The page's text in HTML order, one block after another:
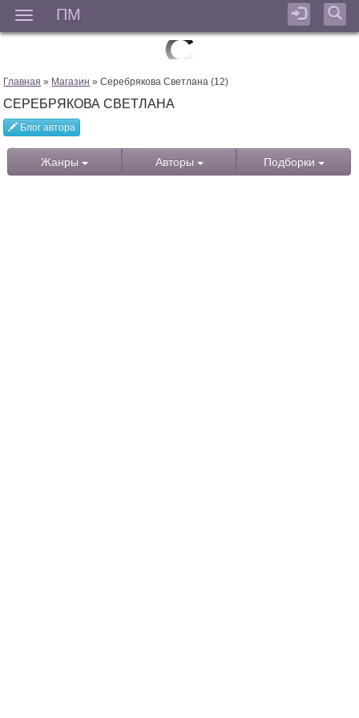
ПМ
Главная » Магазин » Серебрякова Светлана (12)
СЕРЕБРЯКОВА СВЕТЛАНА
Блог автора
Жанры Авторы Подборки